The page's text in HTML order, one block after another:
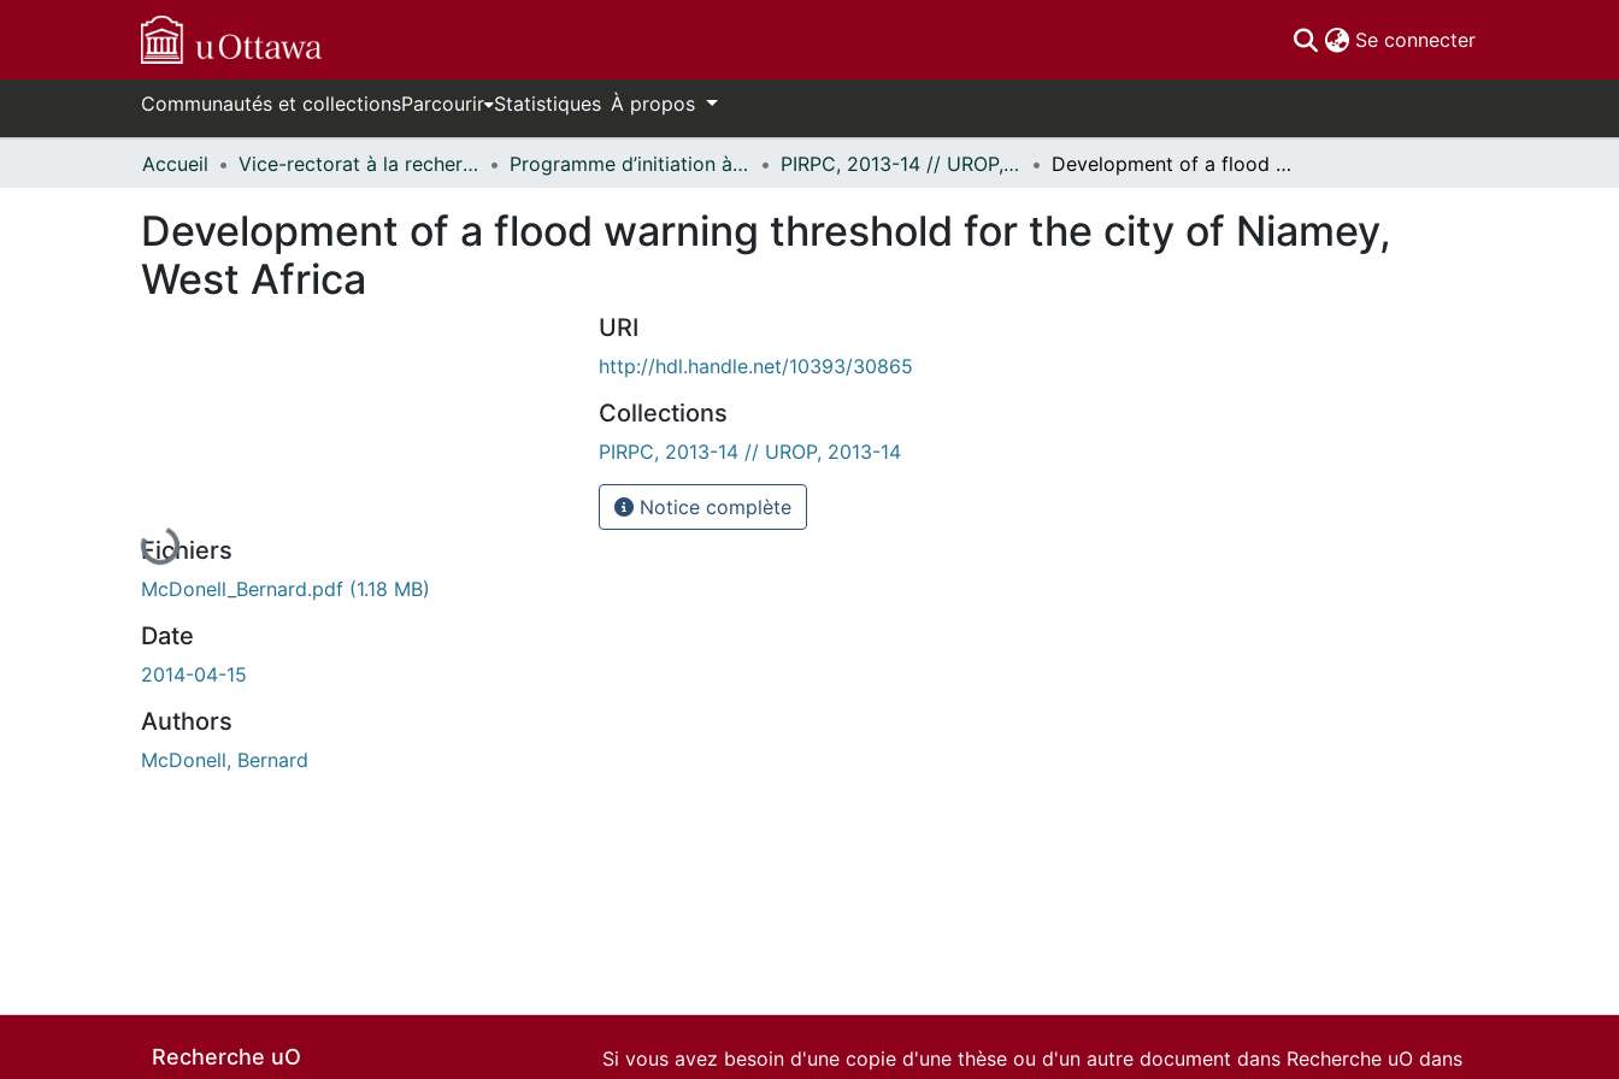
Se connecter(current)
Communautés et collectionsParcourir Statistiques À propos
Accueil Vice-rectorat à la recherche // Office of the V-P, Research Programme d’initiation à la recherche au premier cycle (PIRPC) // Undergraduate Research Opportunity Program (UROP) PIRPC, 2013-14 // UROP, 2013-14 Development of a flood warning threshold for the city of Niamey, West Africa
Development of a flood warning threshold for the city of Niamey,
West Africa
En cours de chargement...
Fichiers
McDonell_Bernard.pdf (1.18 MB)
Date
2014-04-15
Authors
McDonell, Bernard
URI
http://hdl.handle.net/10393/30865
Collections
PIRPC, 2013-14 // UROP, 2013-14
Notice complète
Recherche uO
Si vous avez besoin d'une copie d'une thèse ou d'un autre document dans Recherche uO dans